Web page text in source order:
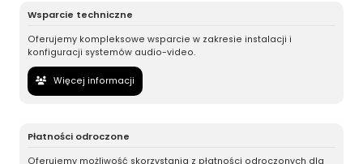
Wsparcie techniczne
Oferujemy kompleksowe wsparcie w zakresie instalacji i
konfiguracji systemów audio-video.
Więcej informacji
Płatności odroczone
Oferujemy możliwość skorzystania z płatności odroczonych dla